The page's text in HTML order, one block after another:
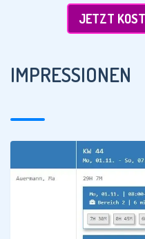
JETZT
IMPRESSIONEN